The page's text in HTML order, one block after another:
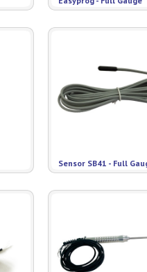
Sensor SB41 - Full